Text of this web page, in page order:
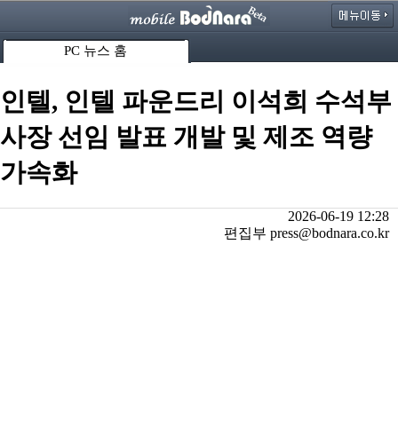
PC 뉴스 홈
인텔, 인텔 파운드리 이석희 수석부
사장 선임 발표 개발 및 제조 역량
가속화
2026-06-19 12:28
편집부 press@bodnara.co.kr